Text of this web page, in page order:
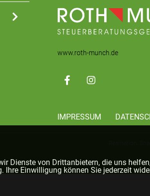
www.roth-munch.de
IMPRESSUM
Dienste von Drittanbietern, die uns
Einwilligung können Sie jederzeit